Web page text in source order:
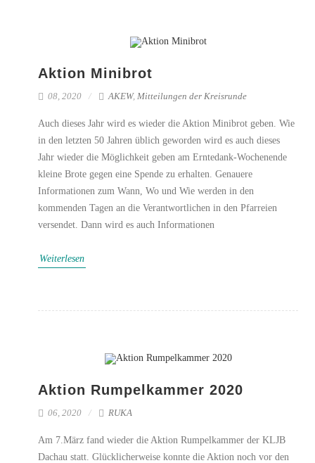
Aktion Minibrot
08, 2020 AKEW, Mitteilungen der Kreisrunde
Auch dieses Jahr wird es wieder die Aktion Minibrot geben. Wie
in den letzten 50 Jahren üblich geworden wird es auch dieses
Jahr wieder die Möglichkeit geben am Erntedank-Wochenende
kleine Brote gegen eine Spende zu erhalten. Genauere
Informationen zum Wann, Wo und Wie werden in den
kommenden Tagen an die Verantwortlichen in den Pfarreien
versendet. Dann wird es auch Informationen
Weiterlesen
Aktion Rumpelkammer 2020
06, 2020 RUKA
Am 7.März fand wieder die Aktion Rumpelkammer der KLJB
Dachau statt. Glücklicherweise konnte die Aktion noch vor den